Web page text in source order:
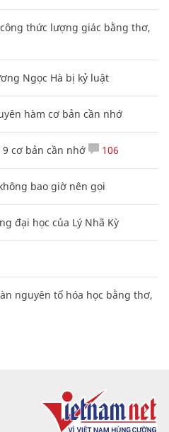
thức lượng giác bằng thơ,
Ngọc Hà bị kỷ luật
hàm cơ bản cần nhớ
9 cơ bản cần nhớ 106
bao giờ nên gọi
đại học của Lý Nhã Kỳ
nguyên tố hóa học bằng thơ,